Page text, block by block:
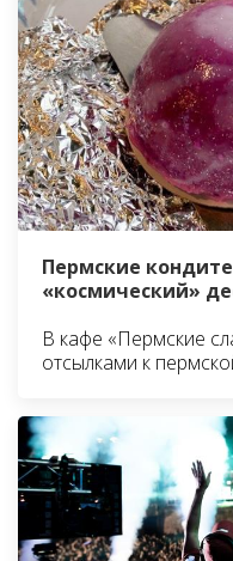
Пермские
«космический»
В кафе «Пермские
отсылками к